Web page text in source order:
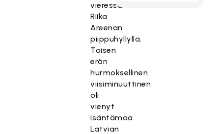
vieressäni
Riika
Areenan
piippuhyllyllä.
Toisen
erän
hurmoksellinen
viisiminuuttinen
oli
vienyt
isäntämaa
Latvian